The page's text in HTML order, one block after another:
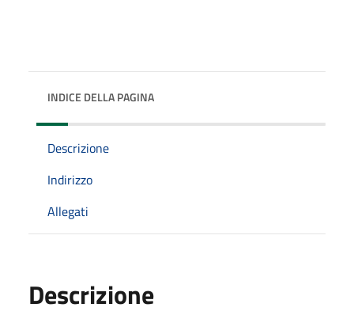
INDICE DELLA PAGINA
Descrizione
Indirizzo
Allegati
Descrizione